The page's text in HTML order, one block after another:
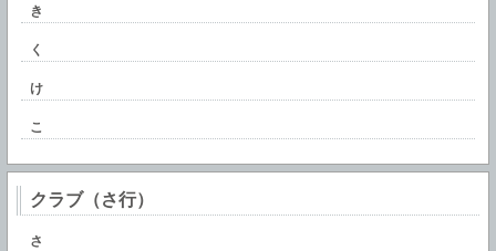
き
く
け
こ
クラブ（さ行）
さ